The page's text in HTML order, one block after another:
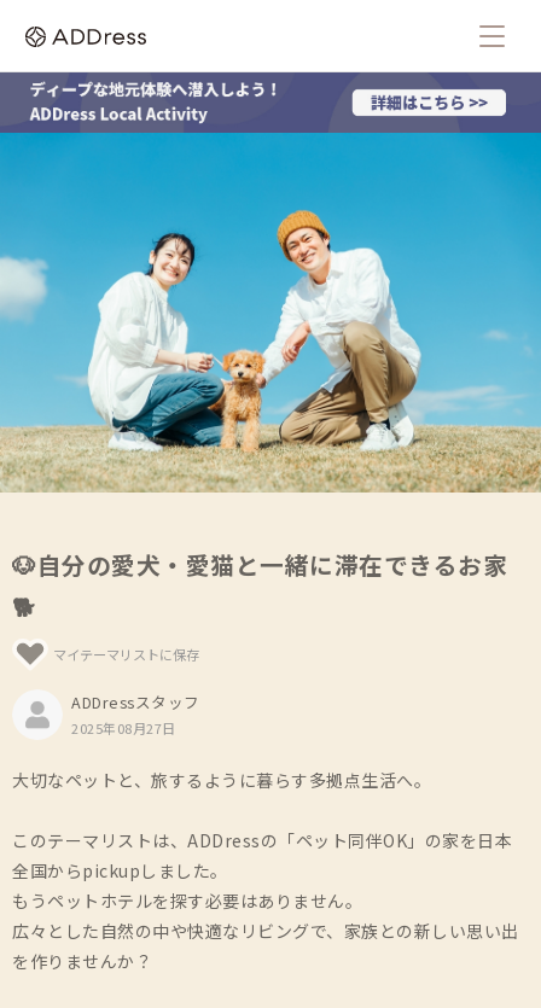
🐶自分の愛犬・愛猫と一緒に滞在できるお家
🐕
マイテーマリストに保存
ADDressスタッフ
2025年08月27日
大切なペットと、旅するように暮らす多拠点生活へ。
このテーマリストは、ADDressの「ペット同伴OK」の家を日本
全国からpickupしました。
もうペットホテルを探す必要はありません。
広々とした自然の中や快適なリビングで、家族との新しい思い出
を作りませんか？